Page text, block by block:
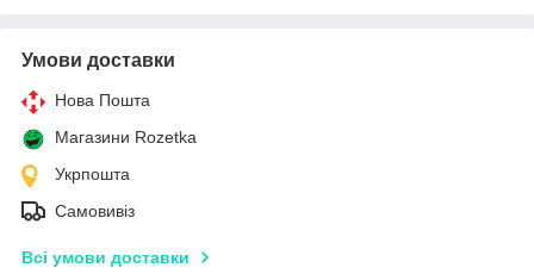
Умови доставки
Нова Пошта
Магазини Rozetka
Укрпошта
Самовивіз
Всі умови доставки